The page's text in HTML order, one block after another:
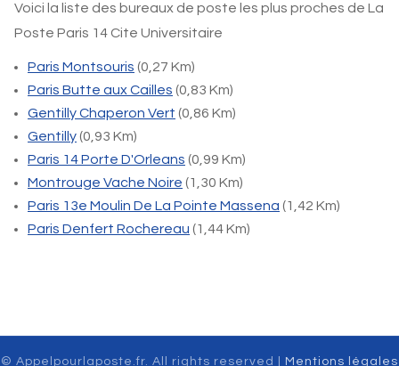
Voici la liste des bureaux de poste les plus proches de La
Poste Paris 14 Cite Universitaire
Paris Montsouris (0,27 Km)
Paris Butte aux Cailles (0,83 Km)
Gentilly Chaperon Vert (0,86 Km)
Gentilly(0,93 Km)
Paris 14 Porte D'Orleans (0,99 Km)
Montrouge Vache Noire (1,30 Km)
Paris 13e Moulin De La Pointe Massena (1,42 Km)
Paris Denfert Rochereau (1,44 Km)
© Appelpourlaposte.fr. All rights reserved | Mentions légales